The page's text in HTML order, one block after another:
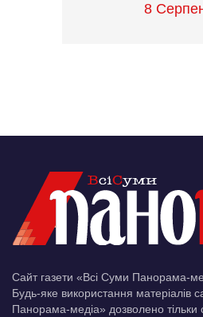
8
Сайт газети «Всі Суми Панорама-
Будь-яке використання матеріалів
Панорама-медіа» дозволено